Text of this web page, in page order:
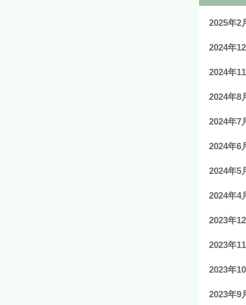
2025年2
2024年12
2024年11
2024年8
2024年7
2024年6
2024年5
2024年4
2023年12
2023年11
2023年10
2023年9